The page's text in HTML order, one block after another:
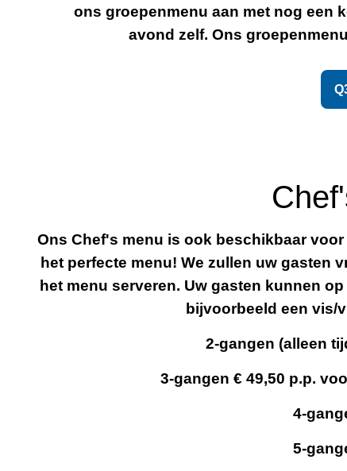
ons groepenmenu aan met nog een
avond zelf. Ons
Ons Chef's menu is ook beschikbaar
het perfecte menu! We zullen uw gasten
het menu serveren. Uw gasten kunnen
bijvoorbeeld een vis/
2-gangen (alleen
3-gangen € 49,50 p.p.
4-
5-